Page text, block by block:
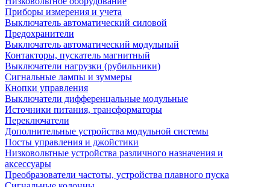
Приборы измерения и учета
Выключатель автоматический силовой
Предохранители
Выключатель автоматический модульный
Контакторы, пускатель магнитный
Выключатели нагрузки (рубильники)
Сигнальные лампы и зуммеры
Кнопки управления
Выключатели дифференцальные модульные
Источники питания, трансформаторы
Переключатели
Дополнительные устройства модульной системы
Посты управления и джойстики
Низковольтные устройства различного назначения и
аксессуары
Преобразователи частоты, устройства плавного пуска